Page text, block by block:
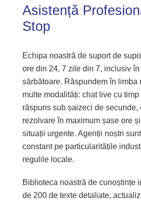
Asistență
Stop
Echipa noastră de suport de
ore din 24, 7 zile din 7, inclusiv
sărbătoare. Răspundem în limba
multe modalități: chat live cu
răspuns sub șaizeci de secunde,
rezolvare în maximum șase ore
situații urgente. Agenții noștri
constant pe particularitățile
regulile locale.
Biblioteca noastră de cunoștințe
de 200 de texte detaliate,